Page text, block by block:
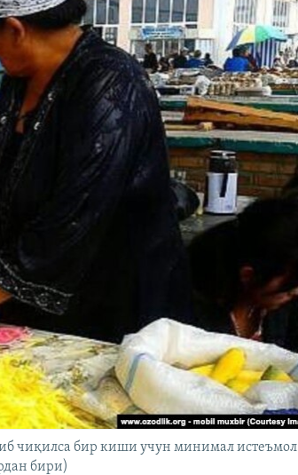
чиқилса бир киши учун минимал истеъмол
бири)